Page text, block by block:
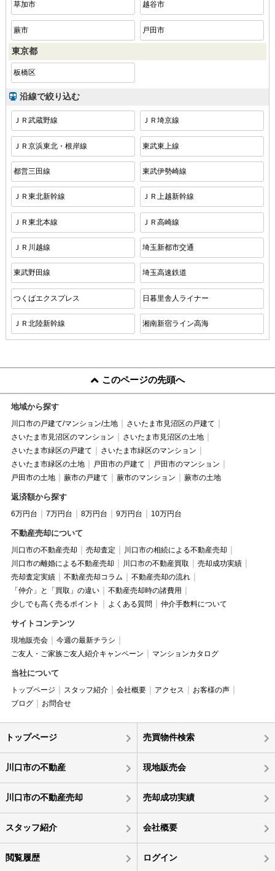
草加市 越谷市
蕨市 戸田市
東京都
板橋区
沿線で絞り込む
ＪＲ武蔵野線 ＪＲ埼京線
ＪＲ京浜東北・根岸線 東武東上線
都営三田線 東武伊勢崎線
ＪＲ東北新幹線 ＪＲ上越新幹線
ＪＲ東北本線 ＪＲ高崎線
ＪＲ川越線 埼玉新都市交通
東武野田線 埼玉高速鉄道
つくばエクスプレス 日暮里舎人ライナー
ＪＲ北陸新幹線 湘南新宿ライン高海
このページの先頭へ
地域から探す
川口市の戸建て/マンション/土地
さいたま市見沼区の戸建て
さいたま市見沼区のマンション
さいたま市見沼区の土地
さいたま市緑区の戸建て
さいたま市緑区のマンション
さいたま市緑区の土地
戸田市の戸建て
戸田市のマンション
戸田市の土地
蕨市の戸建て 蕨市のマンション 蕨市の土地
返済額から探す
6万円台 7万円台 8万円台 9万円台 10万円台
不動産売却について
川口市の不動産売却 売却査定
川口市の相続による不動産売却
川口市の離婚による不動産売却
川口市の不動産買取
売却成功実績
売却査定実績
不動産売却コラム
不動産売却の流れ
「仲介」と「買取」の違い
不動産売却時の諸費用
少しでも高く売るポイント
よくある質問 仲介手数料について
サイトコンテンツ
現地販売会
今週の最新チラシ
ご友人・ご家族ご友人紹介キャンペーン
マンションカタログ
当社について
トップページ スタッフ紹介 会社概要 アクセス
お客様の声
ブログ
お問合せ
トップページ 売買物件検索
川口市の不動産 現地販売会
川口市の不動産売却 売却成功実績
スタッフ紹介 会社概要
閲覧履歴 ログイン